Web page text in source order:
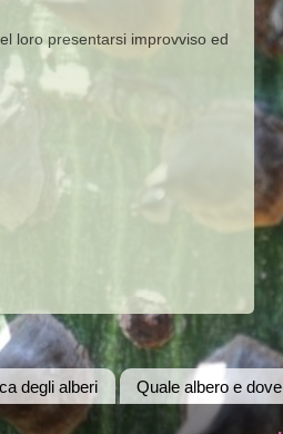
loro presentarsi improvviso ed
degli alberi Quale albero e dove